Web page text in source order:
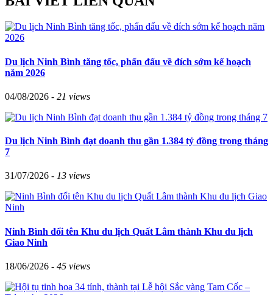
Du lịch Ninh Bình tăng tốc, phấn đấu về đích sớm kế hoạch
năm 2026
04/08/2026 - 21 views
Du lịch Ninh Bình đạt doanh thu gần 1.384 tỷ đồng trong tháng
7
31/07/2026 - 13 views
Ninh Bình đổi tên Khu du lịch Quất Lâm thành Khu du lịch
Giao Ninh
18/06/2026 - 45 views